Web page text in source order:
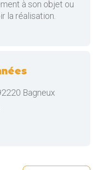
à son objet ou
la réalisation.
Bagneux